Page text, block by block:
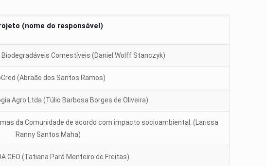
(nome do responsável)
Biodegradáveis Comestíveis (Daniel Wolff Stanczyk)
(Abraão dos Santos Ramos)
Agro Ltda (Túlio Barbosa Borges de Oliveira)
da Comunidade de acordo com impacto socioambiental. (Larissa
Ranny Santos Maha)
GEO (Tatiana Pará Monteiro de Freitas)